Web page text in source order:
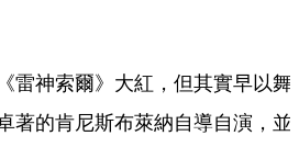
雷神索爾》大紅，但其實早以舞
著的肯尼斯布萊納自導自演，並